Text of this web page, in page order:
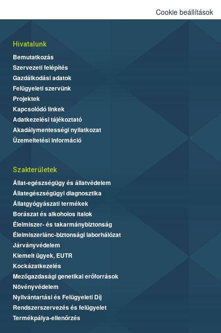
Cookie beállítások
Hivatalunk
Bemutatkozás
Szervezeti felépítés
Gazdálkodási adatok
Felügyeleti szervünk
Projektek
Kapcsolódó linkek
Adatkezelési tájékoztató
Akadálymentességi nyilatkozat
Üzemeltetési információ
Szakterületek
Állat-egészségügy és állatvédelem
Állategészségügyi diagnosztika
Állatgyógyászati termékek
Borászat és alkoholos italok
Élelmiszer- és takarmánybiztonság
Élelmiszerlánc-biztonsági laborhálózat
Járványvédelem
Kiemelt ügyek, EUTR
Kockázatkezelés
Mezőgazdasági genetikai erőforrások
Növényvédelem
Nyilvántartási és Felügyeleti Díj
Rendszerszervezés és felügyelet
Termékpálya-ellenőrzés